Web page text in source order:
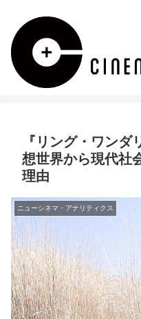
『リング・ワン
想世界から現代社
理由
ニューシネマ・アナリティクス